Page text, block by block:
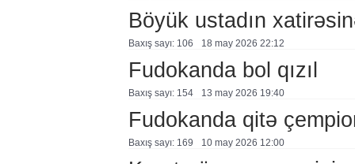
Böyük ustadın
Baxış sayı: 106 18 may 2026 22:12
Fudokanda bol qızıl
Baxış sayı: 154 13 may 2026 19:40
Fudokanda qitə
Baxış sayı: 169 10 may 2026 12:00